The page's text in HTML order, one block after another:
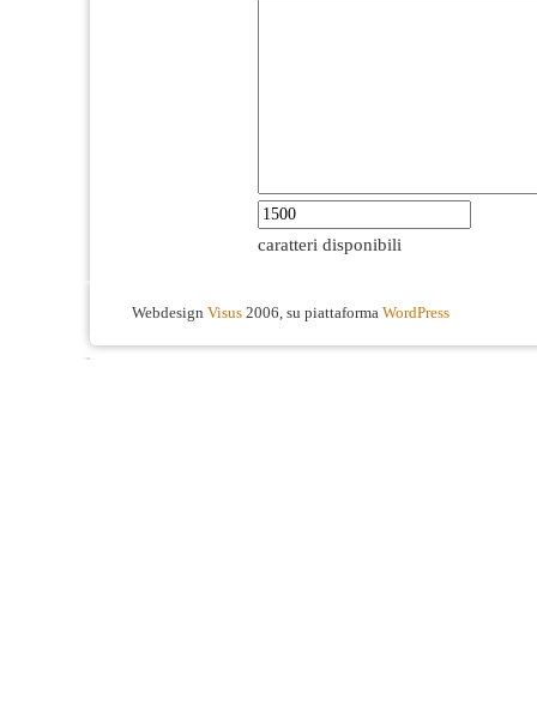
caratteri disponibili
Webdesign Visus 2006, su piattaforma WordPress